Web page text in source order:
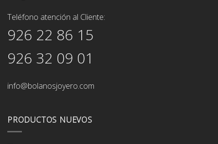
Teléfono atención al Cliente:
926 22 86 15
926 32 09 01
info@bolanosjoyero.com
PRODUCTOS NUEVOS